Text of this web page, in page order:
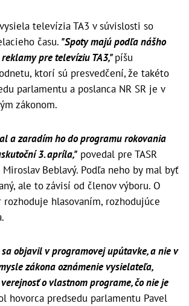
televízia TA3 v súvislosti so
času. "Spoty majú podľa nášho
pre televíziu TA3,"píšu
ktorí sú presvedčení, že takéto
parlamentu a poslanca NR SR je v
zákonom.
a zaradím ho do programu rokovania
3. apríla," povedal pre TASR
Beblavý. Podľa neho by mal byť
ale to závisí od členov výboru. O
rozhoduje hlasovaním, rozhodujúce
sa objavil v programovej upútavke, a nie v
zákona oznámenie vysielateľa,
o vlastnom programe, čo nie je
hovorca predsedu parlamentu Pavel